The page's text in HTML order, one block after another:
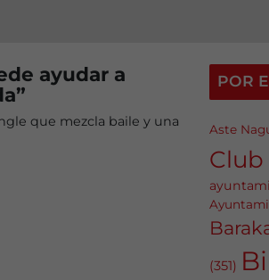
ayudar a
que mezcla baile y una
POR
Aste
Club
(351)